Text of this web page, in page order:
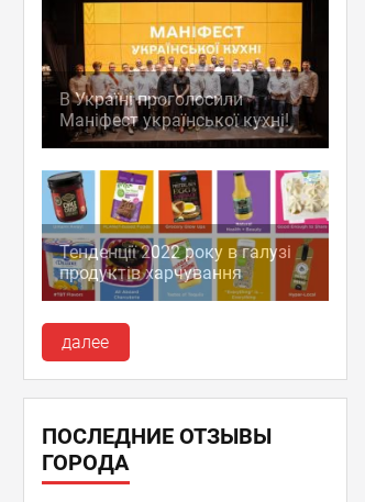
В Україні проголосили
Маніфест української кухні!
Тенденції 2022 року в галузі
продуктів харчування
далее
ПОСЛЕДНИЕ ОТЗЫВЫ
ГОРОДА